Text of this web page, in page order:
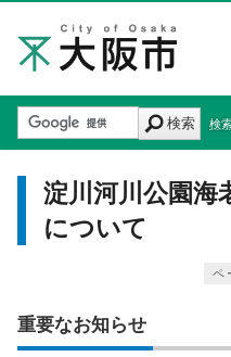
検索 検
淀川河川公園海
について
ペ
重要なお知らせ